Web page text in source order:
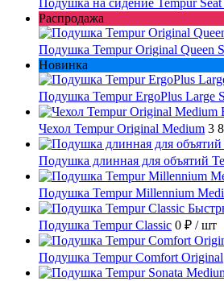
Распродажа
Подушка Tempur Original Queen
Новинка
Подушка Tempur ErgoPlus Large
Чехол Tempur Original Medium 3
Подушка длинная для объятий
Подушка Tempur Millennium
Подушка Tempur Classic 0 ₽ / шт
Подушка Tempur Comfort Original